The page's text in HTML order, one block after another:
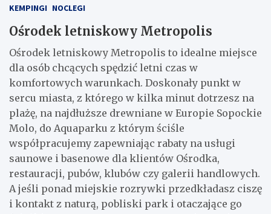
KEMPINGI NOCLEGI
Ośrodek letniskowy Metropolis
Ośrodek letniskowy Metropolis to idealne miejsce
dla osób chcących spędzić letni czas w
komfortowych warunkach. Doskonały punkt w
sercu miasta, z którego w kilka minut dotrzesz na
plażę, na najdłuższe drewniane w Europie Sopockie
Molo, do Aquaparku z którym ściśle
współpracujemy zapewniając rabaty na usługi
saunowe i basenowe dla klientów Ośrodka,
restauracji, pubów, klubów czy galerii handlowych.
A jeśli ponad miejskie rozrywki przedkładasz ciszę
i kontakt z naturą, pobliski park i otaczające go